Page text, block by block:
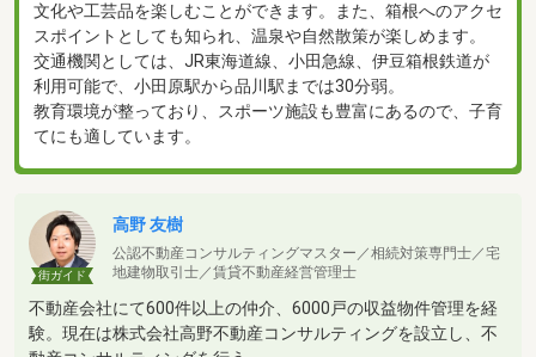
文化や工芸品を楽しむことができます。また、箱根へのアクセ
スポイントとしても知られ、温泉や自然散策が楽しめます。
交通機関としては、JR東海道線、小田急線、伊豆箱根鉄道が
利用可能で、小田原駅から品川駅までは30分弱。
教育環境が整っており、スポーツ施設も豊富にあるので、子育
てにも適しています。
街ガイド
高野 友樹
公認不動産コンサルティングマスター／相続対策専門士／宅
地建物取引士／賃貸不動産経営管理士
不動産会社にて600件以上の仲介、6000戸の収益物件管理を経
験。現在は株式会社高野不動産コンサルティングを設立し、不